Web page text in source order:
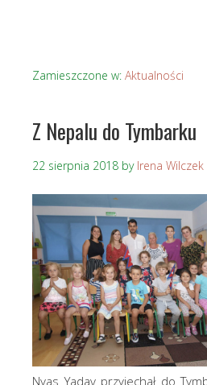
Zamieszczone w: Aktualności
Z Nepalu do Tymbarku
22 sierpnia 2018 by Irena Wilczek
Nyas Yadav przyjechał do